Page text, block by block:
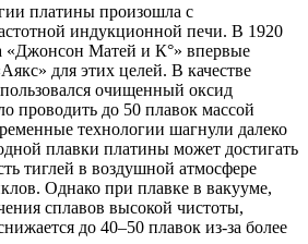
платины произошла с
индукционной печи. В 1920
«Джонсон Матей и К°» впервые
для этих целей. В качестве
очищенный оксид
проводить до 50 плавок массой
технологии шагнули далеко
плавки платины может достигать
тиглей в воздушной атмосфере
Однако при плавке в вакууме,
сплавов высокой чистоты,
до 40–50 плавок из-за более